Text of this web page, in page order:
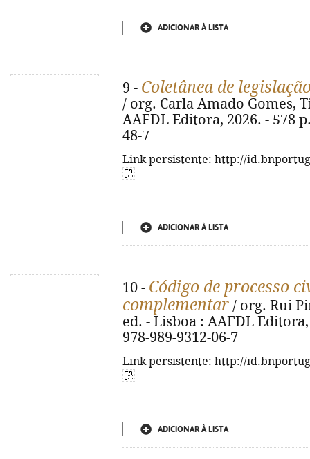
ADICIONAR À LISTA
9 - Coletânea de
/ org. Carla Amado Gomes,
AAFDL Editora, 2026. - 578
48-7
Link persistente: http://
ADICIONAR À LISTA
10 - Código de processo
complementar / org. Rui
ed. - Lisboa : AAFDL
978-989-9312-06-7
Link persistente: http://
ADICIONAR À LISTA